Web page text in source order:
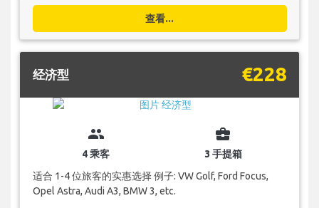
查看...
经济型 €228
group
4 乘客
business_center
3 手提箱
适合 1-4 位旅客的实惠选择 例子: VW Golf, Ford Focus,
Opel Astra, Audi A3, BMW 3, etc.